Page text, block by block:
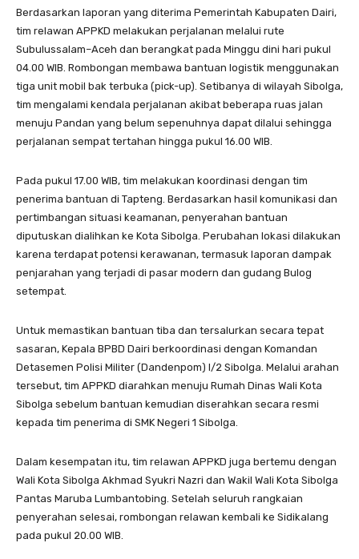
Berdasarkan laporan yang diterima Pemerintah Kabupaten Dairi,
tim relawan APPKD melakukan perjalanan melalui rute
Subulussalam–Aceh dan berangkat pada Minggu dini hari pukul
04.00 WIB. Rombongan membawa bantuan logistik menggunakan
tiga unit mobil bak terbuka (pick-up). Setibanya di wilayah Sibolga,
tim mengalami kendala perjalanan akibat beberapa ruas jalan
menuju Pandan yang belum sepenuhnya dapat dilalui sehingga
perjalanan sempat tertahan hingga pukul 16.00 WIB.
Pada pukul 17.00 WIB, tim melakukan koordinasi dengan tim
penerima bantuan di Tapteng. Berdasarkan hasil komunikasi dan
pertimbangan situasi keamanan, penyerahan bantuan
diputuskan dialihkan ke Kota Sibolga. Perubahan lokasi dilakukan
karena terdapat potensi kerawanan, termasuk laporan dampak
penjarahan yang terjadi di pasar modern dan gudang Bulog
setempat.
Untuk memastikan bantuan tiba dan tersalurkan secara tepat
sasaran, Kepala BPBD Dairi berkoordinasi dengan Komandan
Detasemen Polisi Militer (Dandenpom) I/2 Sibolga. Melalui arahan
tersebut, tim APPKD diarahkan menuju Rumah Dinas Wali Kota
Sibolga sebelum bantuan kemudian diserahkan secara resmi
kepada tim penerima di SMK Negeri 1 Sibolga.
Dalam kesempatan itu, tim relawan APPKD juga bertemu dengan
Wali Kota Sibolga Akhmad Syukri Nazri dan Wakil Wali Kota Sibolga
Pantas Maruba Lumbantobing. Setelah seluruh rangkaian
penyerahan selesai, rombongan relawan kembali ke Sidikalang
pada pukul 20.00 WIB.